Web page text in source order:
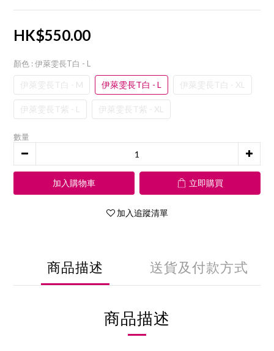
HK$550.00
顏色 : 伊萊雯長T白 - L
伊萊雯長T白 - M 伊萊雯長T白 - L 伊萊雯長T白 - XL
伊萊雯長T紫 - L 伊萊雯長T紫 - XL
數量
加入購物車 立即購買
加入追蹤清單
商品描述 送貨及付款方式
商品描述